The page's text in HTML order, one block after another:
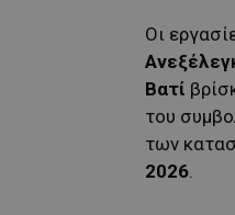
Οι
Βατί
του
των
2026